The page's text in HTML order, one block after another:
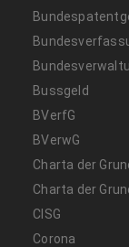
Bussgeld
BVerfG
BVerwG
Charta der
Charta der
CISG
Corona